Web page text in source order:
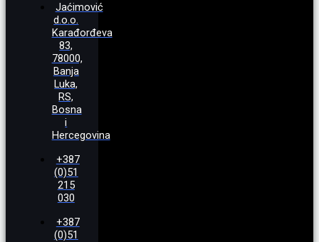
Jaćimović
d.o.o.
Karađorđeva
83,
78000,
Banja
Luka,
RS,
Bosna
i
Hercegovina
+387
(0)51
215
030
+387
(0)51